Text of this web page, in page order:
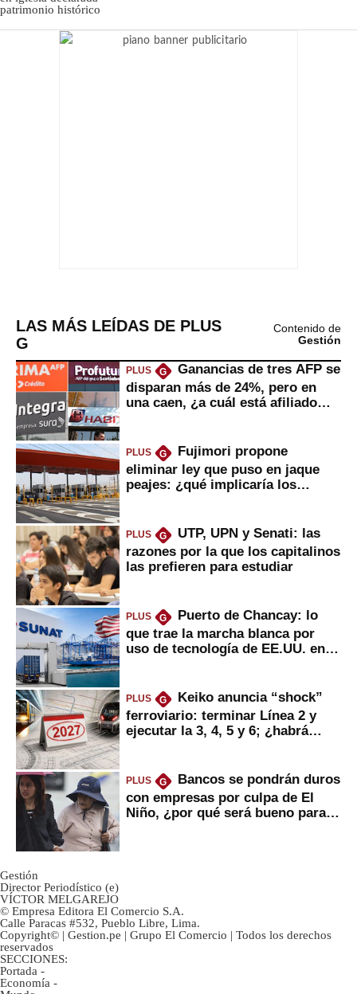
LAS MÁS LEÍDAS DE PLUS
G
Contenido de
Gestión
PLUS G
Ganancias de tres AFP se
disparan más de 24%, pero en
una caen, ¿a cuál está afiliado
PLUS G
Fujimori propone
eliminar ley que puso en jaque
peajes: ¿qué implicaría los
PLUS G
UTP, UPN y Senati: las
razones por la que los capitalinos
las prefieren para estudiar
PLUS G
Puerto de Chancay: lo
que trae la marcha blanca por
uso de tecnología de EE.UU. en
PLUS G
Keiko anuncia “shock”
ferroviario: terminar Línea 2 y
ejecutar la 3, 4, 5 y 6; ¿habrá
PLUS G
Bancos se pondrán duros
con empresas por culpa de El
Niño, ¿por qué será bueno para
Gestión
Director Periodístico (e)
VÍCTOR MELGAREJO
© Empresa Editora El Comercio S.A.
Calle Paracas #532, Pueblo Libre, Lima.
Copyright© | Gestion.pe | Grupo El Comercio | Todos los derechos
reservados
SECCIONES:
Portada -
Economía -